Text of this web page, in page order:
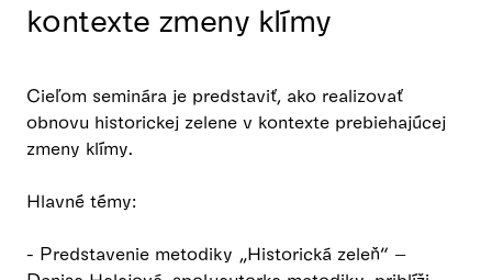
kontexte zmeny klímy
Cieľom seminára je predstaviť, ako realizovať
obnovu historickej zelene v kontexte prebiehajúcej
zmeny klímy.
Hlavné témy:
- Predstavenie metodiky „Historická zeleň“ –